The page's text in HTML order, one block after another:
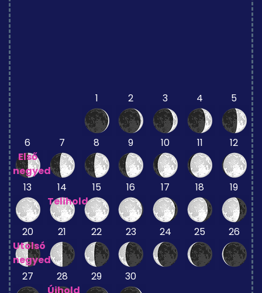
1 2 3 4 5
6
Első
negyed
7 8 9 10 11 12
13
14
Telihold
15 16 17 18 19
20
Utolsó
negyed
21 22 23 24 25 26
27
28
Újhold
29 30